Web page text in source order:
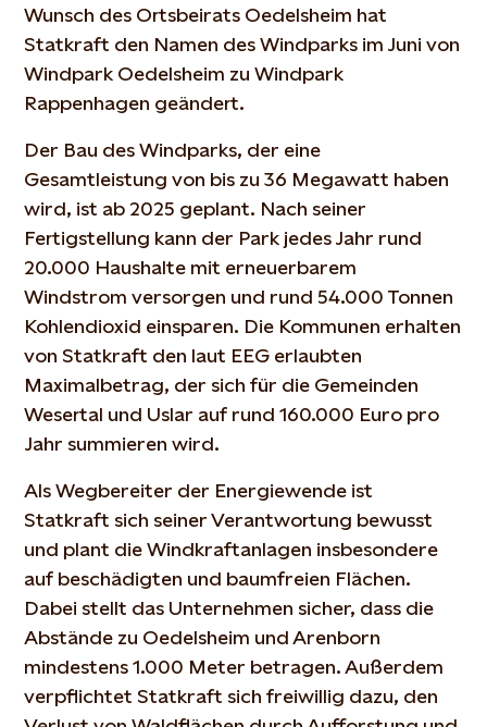
Wunsch des Ortsbeirats Oedelsheim hat
Statkraft den Namen des Windparks im Juni von
Windpark Oedelsheim zu Windpark
Rappenhagen geändert.
Der Bau des Windparks, der eine
Gesamtleistung von bis zu 36 Megawatt haben
wird, ist ab 2025 geplant. Nach seiner
Fertigstellung kann der Park jedes Jahr rund
20.000 Haushalte mit erneuerbarem
Windstrom versorgen und rund 54.000 Tonnen
Kohlendioxid einsparen. Die Kommunen erhalten
von Statkraft den laut EEG erlaubten
Maximalbetrag, der sich für die Gemeinden
Wesertal und Uslar auf rund 160.000 Euro pro
Jahr summieren wird.
Als Wegbereiter der Energiewende ist
Statkraft sich seiner Verantwortung bewusst
und plant die Windkraftanlagen insbesondere
auf beschädigten und baumfreien Flächen.
Dabei stellt das Unternehmen sicher, dass die
Abstände zu Oedelsheim und Arenborn
mindestens 1.000 Meter betragen. Außerdem
verpflichtet Statkraft sich freiwillig dazu, den